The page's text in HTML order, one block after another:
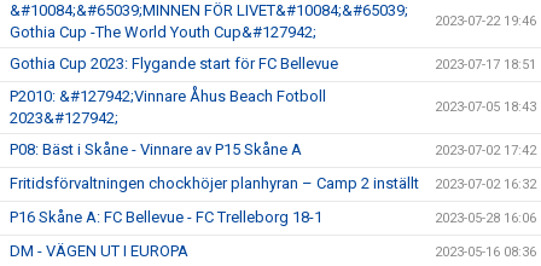
&#10084;&#65039;MINNEN FÖR LIVET&#10084;&#65039;
Gothia Cup -The World Youth Cup&#127942;
2023-07-22 19:46
Gothia Cup 2023: Flygande start för FC Bellevue 2023-07-17 18:51
P2010: &#127942;Vinnare Åhus Beach Fotboll
2023&#127942;
2023-07-05 18:43
P08: Bäst i Skåne - Vinnare av P15 Skåne A 2023-07-02 17:42
Fritidsförvaltningen chockhöjer planhyran – Camp 2 inställt 2023-07-02 16:32
P16 Skåne A: FC Bellevue - FC Trelleborg 18-1 2023-05-28 16:06
DM - VÄGEN UT I EUROPA 2023-05-16 08:36